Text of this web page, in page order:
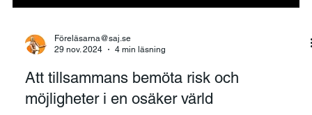
29 nov. 2024
4 min läsning
Att tillsammans bemöta risk och